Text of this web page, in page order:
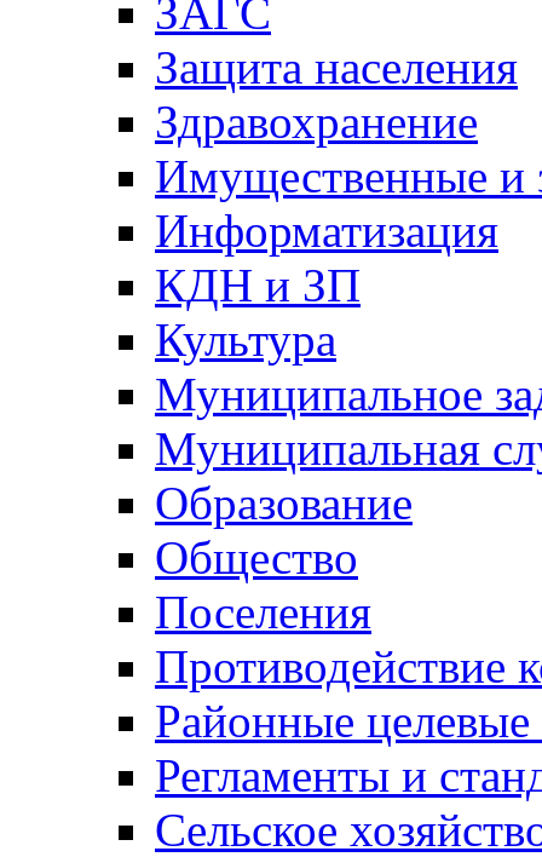
ЗАГС
Защита населения
Здравохранение
Имущественные и
Информатизация
КДН и ЗП
Культура
Муниципальное
Муниципальная
Образование
Общество
Поселения
Противодействие
Районные
Регламенты и
Сельское